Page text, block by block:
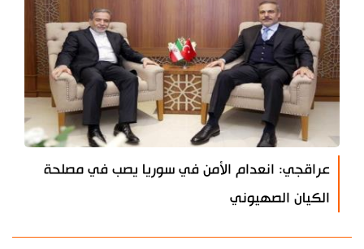
عراقجي: انعدام الأمن في سوريا يصب في مصلحة
الكيان الصهيوني